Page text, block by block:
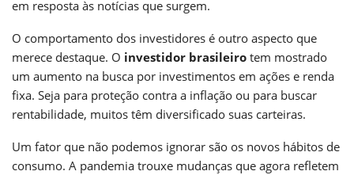
em resposta às notícias que surgem.
O comportamento dos investidores é outro aspecto que
merece destaque. O investidor brasileiro tem mostrado
um aumento na busca por investimentos em ações e renda
fixa. Seja para proteção contra a inflação ou para buscar
rentabilidade, muitos têm diversificado suas carteiras.
Um fator que não podemos ignorar são os novos hábitos de
consumo. A pandemia trouxe mudanças que agora refletem